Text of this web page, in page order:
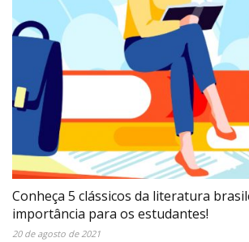
Conheça 5 clássicos da literatura
importância para os estudantes!
20 de agosto de 2021